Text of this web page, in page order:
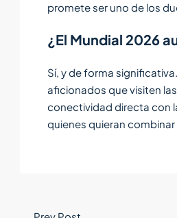
promete ser uno de los
¿El Mundial 2026
Sí, y de forma
aficionados que visiten
conectividad directa con
quienes quieran